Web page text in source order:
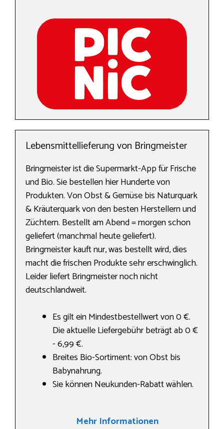
Lebensmittellieferung von Bringmeister
Bringmeister ist die Supermarkt-App für Frische
und Bio. Sie bestellen hier Hunderte von
Produkten. Von Obst & Gemüse bis Naturquark
& Kräuterquark von den besten Herstellern und
Züchtern. Bestellt am Abend = morgen schon
geliefert (manchmal heute geliefert).
Bringmeister kauft nur, was bestellt wird, dies
macht die frischen Produkte sehr erschwinglich.
Leider liefert Bringmeister noch nicht
deutschlandweit.
Es gilt ein Mindestbestellwert von 0 €.
Die aktuelle Liefergebühr beträgt ab 0 €
- 6,99 €.
Breites Bio-Sortiment: von Obst bis
Babynahrung.
Sie können Neukunden-Rabatt wählen.
Mehr Informationen